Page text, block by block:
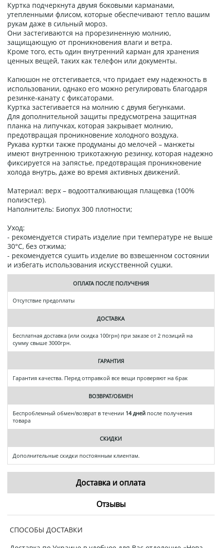
Куртка подчеркнута двумя боковыми карманами,
утепленными флисом, которые обеспечивают тепло вашим
рукам даже в сильный мороз.
Они застегиваются на прорезиненную молнию,
защищающую от проникновения влаги и ветра.
Кроме того, есть один внутренний карман для хранения
ценных вещей, таких как телефон или документы.
Капюшон не отстегивается, что придает ему надежность в
использовании, однако его можно регулировать благодаря
резинке-канату с фиксаторами.
Куртка застегивается на молнию с двумя бегунками.
Для дополнительной защиты предусмотрена защитная
планка на липучках, которая закрывает молнию,
предотвращая проникновение холодного воздуха.
Рукава куртки также продуманы до мелочей – манжеты
имеют внутреннюю трикотажную резинку, которая надежно
фиксируется на запястье, предотвращая проникновение
холода внутрь, даже во время активных движений.
Материал: верх – водоотталкивающая плащевка (100%
полиэстер).
Наполнитель: Биопух 300 плотности;
Уход:
- рекомендуется стирать изделие при температуре не выше
30°C, без отжима;
- рекомендуется сушить изделие во взвешенном состоянии
и избегать использования искусственной сушки.
ОПЛАТА ПОСЛЕ ПОЛУЧЕНИЯ
Отсутствие предоплаты
ДОСТАВКА
Бесплатная доставка (или скидка 100грн) при заказе от 2 позиций на
сумму свыше 3000грн.
ГАРАНТИЯ
Гарантия качества. Перед отправкой все вещи проверяют на брак
ВОЗВРАТ/ОБМЕН
Беспроблемный обмен/возврат в течении 14 дней после получения
товара
СКИДКИ
Дополнительные скидки постоянным клиентам.
Доставка и оплата
Отзывы
СПОСОБЫ ДОСТАВКИ